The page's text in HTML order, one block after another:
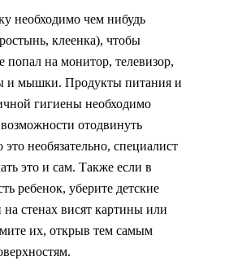
необходимо чем нибудь
клеенка), чтобы
попал на монитор, телевизор,
и мышки. Продукты питания и
гигиены необходимо
отодвинуть
необязательно, специалист
это и сам. Также если в
ребенок, уберите детские
стенах висят картины или
их, открыв тем самым